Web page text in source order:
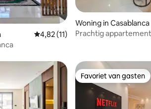
op 5, 7 recensies
Gemiddelde beoordeling van 4,82
4,82 (11)
Woning in Casablanca
Prachtig
Favoriet van gasten
Favoriet van gasten